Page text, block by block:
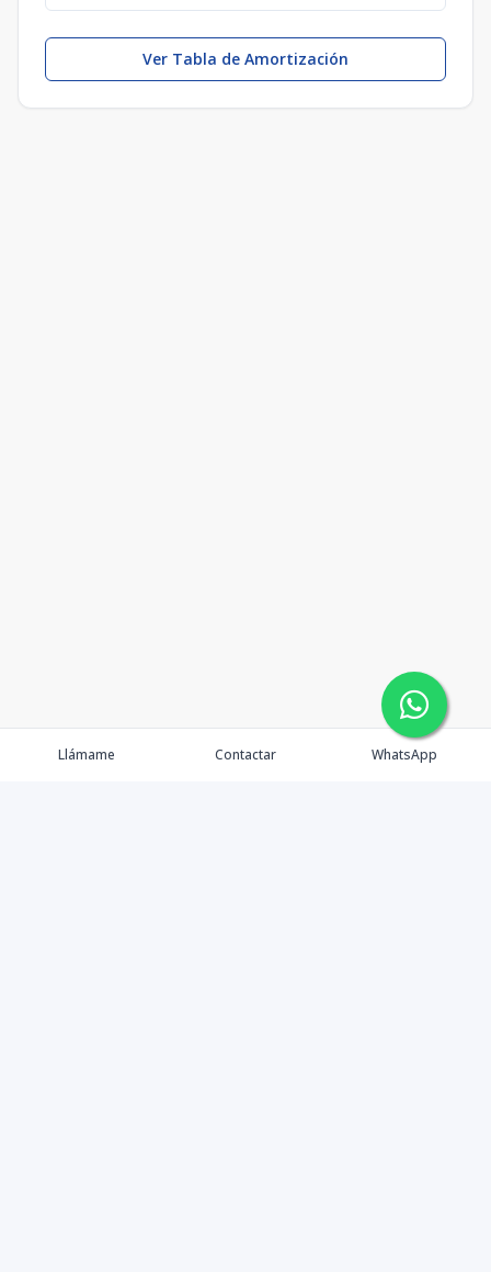
Ver Tabla de Amortización
Llámame Contactar WhatsApp